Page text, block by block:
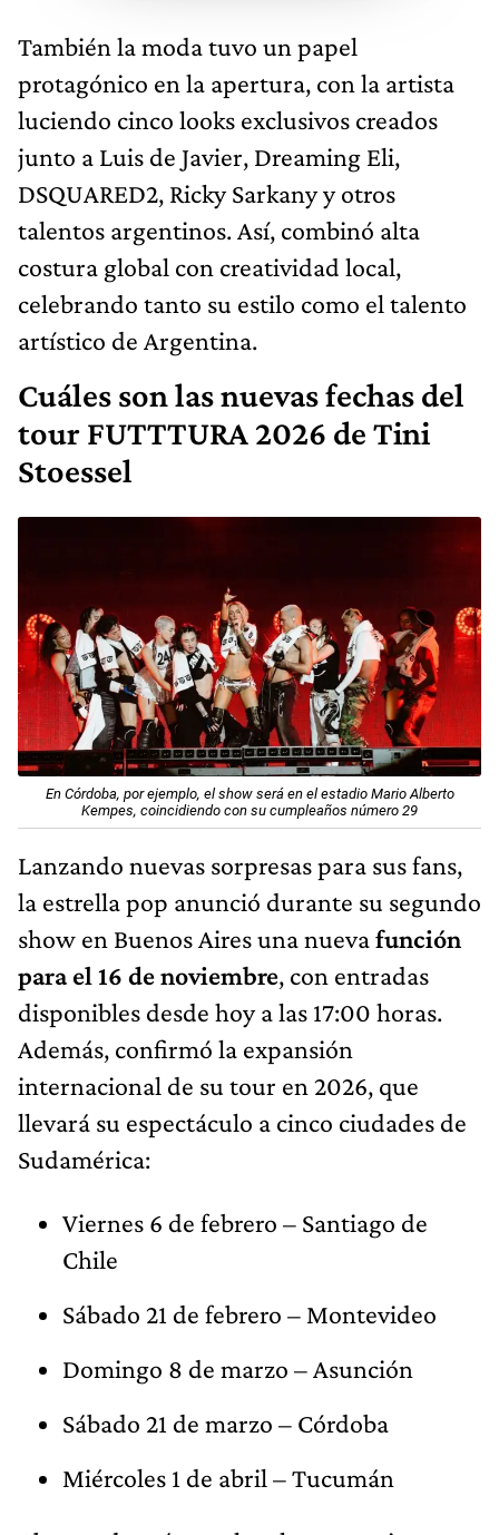
También la moda tuvo un papel
protagónico en la apertura, con la artista
luciendo cinco looks exclusivos creados
junto a Luis de Javier, Dreaming Eli,
DSQUARED2, Ricky Sarkany y otros
talentos argentinos. Así, combinó alta
costura global con creatividad local,
celebrando tanto su estilo como el talento
artístico de Argentina.
Cuáles son las nuevas fechas del
tour FUTTTURA 2026 de Tini
Stoessel
En Córdoba, por ejemplo, el show será en el estadio Mario Alberto
Kempes, coincidiendo con su cumpleaños número 29
Lanzando nuevas sorpresas para sus fans,
la estrella pop anunció durante su segundo
show en Buenos Aires una nuevafunción
para el 16 de noviembre, con entradas
disponibles desde hoy a las 17:00 horas.
Además, confirmó la expansión
internacional de su tour en 2026, que
llevará su espectáculo a cinco ciudades de
Sudamérica:
Viernes 6 de febrero – Santiago de
Chile
Sábado 21 de febrero – Montevideo
Domingo 8 de marzo – Asunción
Sábado 21 de marzo – Córdoba
Miércoles 1 de abril – Tucumán